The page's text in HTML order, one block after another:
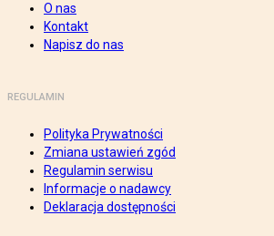
O nas
Kontakt
Napisz do nas
REGULAMIN
Polityka Prywatności
Zmiana ustawień zgód
Regulamin serwisu
Informacje o nadawcy
Deklaracja dostępności